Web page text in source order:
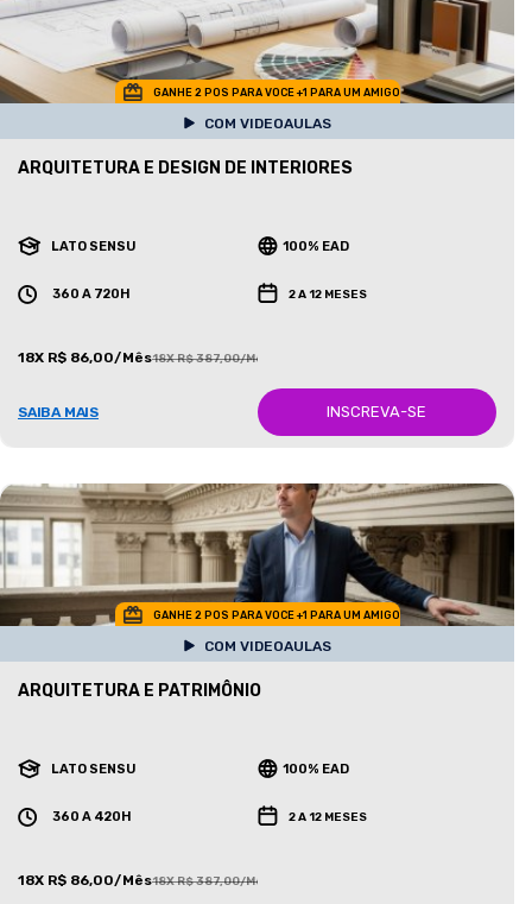
GANHE 2 POS PARA VOCE +1 PARA UM AMIGO
COM VIDEOAULAS
ARQUITETURA E DESIGN DE INTERIORES
LATO SENSU 100% EAD
360 A 720H 2 A 12 MESES
18X R$ 86,00/Mês18X R$ 387,00/Mês
SAIBA MAIS INSCREVA-SE
GANHE 2 POS PARA VOCE +1 PARA UM AMIGO
COM VIDEOAULAS
ARQUITETURA E PATRIMÔNIO
LATO SENSU 100% EAD
360 A 420H 2 A 12 MESES
18X R$ 86,00/Mês18X R$ 387,00/Mês